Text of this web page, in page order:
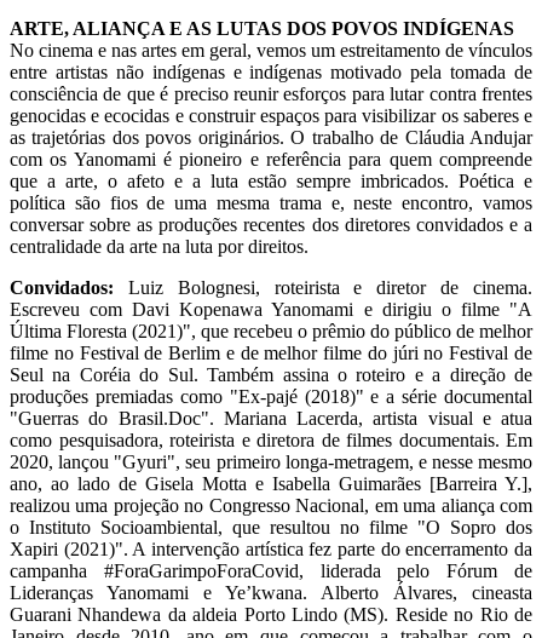
ARTE, ALIANÇA E AS LUTAS DOS POVOS INDÍGENAS
No cinema e nas artes em geral, vemos um estreitamento de vínculos
entre artistas não indígenas e indígenas motivado pela tomada de
consciência de que é preciso reunir esforços para lutar contra frentes
genocidas e ecocidas e construir espaços para visibilizar os saberes e
as trajetórias dos povos originários. O trabalho de Cláudia Andujar
com os Yanomami é pioneiro e referência para quem compreende
que a arte, o afeto e a luta estão sempre imbricados. Poética e
política são fios de uma mesma trama e, neste encontro, vamos
conversar sobre as produções recentes dos diretores convidados e a
centralidade da arte na luta por direitos.
Convidados: Luiz Bolognesi, roteirista e diretor de cinema.
Escreveu com Davi Kopenawa Yanomami e dirigiu o filme "A
Última Floresta (2021)", que recebeu o prêmio do público de melhor
filme no Festival de Berlim e de melhor filme do júri no Festival de
Seul na Coréia do Sul. Também assina o roteiro e a direção de
produções premiadas como "Ex-pajé (2018)" e a série documental
"Guerras do Brasil.Doc". Mariana Lacerda, artista visual e atua
como pesquisadora, roteirista e diretora de filmes documentais. Em
2020, lançou "Gyuri", seu primeiro longa-metragem, e nesse mesmo
ano, ao lado de Gisela Motta e Isabella Guimarães [Barreira Y.],
realizou uma projeção no Congresso Nacional, em uma aliança com
o Instituto Socioambiental, que resultou no filme "O Sopro dos
Xapiri (2021)". A intervenção artística fez parte do encerramento da
campanha #ForaGarimpoForaCovid, liderada pelo Fórum de
Lideranças Yanomami e Ye’kwana. Alberto Álvares, cineasta
Guarani Nhandewa da aldeia Porto Lindo (MS). Reside no Rio de